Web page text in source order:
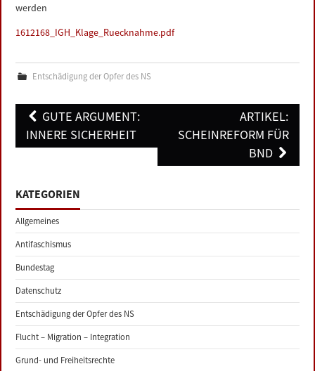
werden
1612168_IGH_Klage_Ruecknahme.pdf
Entschädigung der Opfer des NS
Post
navigation
GUTE ARGUMENT:
INNERE SICHERHEIT
ARTIKEL:
SCHEINREFORM FÜR
BND
KATEGORIEN
Allgemeines
Antifaschismus
Bundestag
Datenschutz
Entschädigung der Opfer des NS
Flucht – Migration – Integration
Grund- und Freiheitsrechte